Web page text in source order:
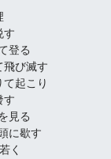
す
登る
び滅す
起こり
す
見る
に歇す
く